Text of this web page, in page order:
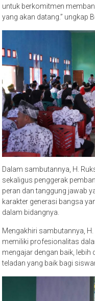
untuk berkomitmen
yang akan datang.” ungkap
Dalam sambutannya, H.
sekaligus penggerak
peran dan tanggung jawab
karakter generasi bangsa
dalam bidangnya.
Mengakhiri sambutannya,
memiliki profesionalitas
mengajar dengan baik,
teladan yang baik bagi